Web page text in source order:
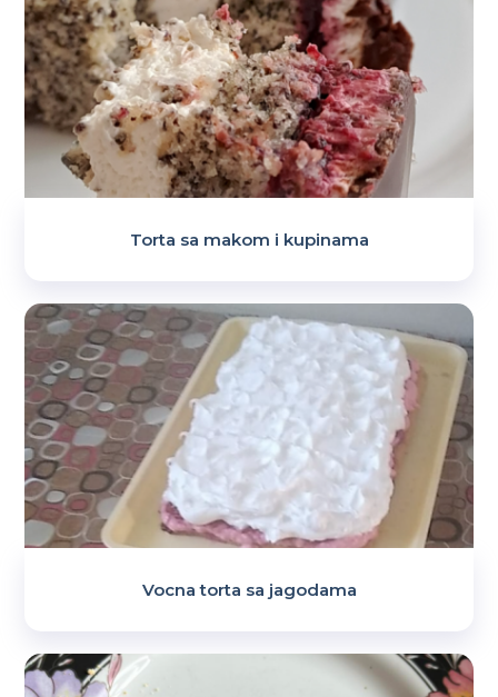
Torta sa makom i kupinama
Vocna torta sa jagodama